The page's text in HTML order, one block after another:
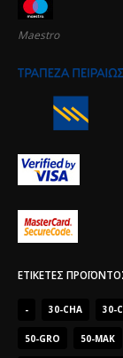
Maestro
ΕΤΙΚΈΤΕΣ
- 30-CHA 30-
50-GRO 50-MAK